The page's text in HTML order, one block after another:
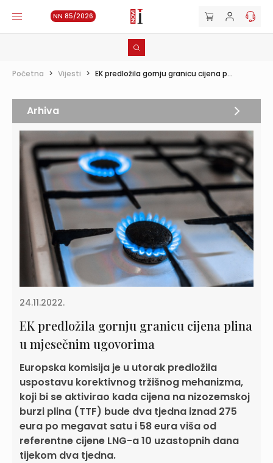
NN 85/2026
Početna > Vijesti > EK predložila gornju granicu cijena p...
24.11.2022.
EK predložila gornju granicu cijena plina
u mjesečnim ugovorima
Europska komisija je u utorak predložila
uspostavu korektivnog tržišnog mehanizma,
koji bi se aktivirao kada cijena na nizozemskoj
burzi plina (TTF) bude dva tjedna iznad 275
eura po megavat satu i 58 eura viša od
referentne cijene LNG-a 10 uzastopnih dana
tijekom dva tjedna.
Arhiva